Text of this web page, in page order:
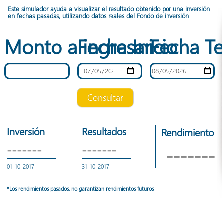
Este simulador ayuda a visualizar el resultado obtenido por una inversión
en fechas pasadas, utilizando datos reales del Fondo de inversión
Monto a ingresar
Fecha Inicio
Fecha
Consultar
Inversión
-------
01-10-2017
Resultados
-------
31-10-2017
Rendimiento
-------
rendimientos pasados, no garantizan rendimientos futuros